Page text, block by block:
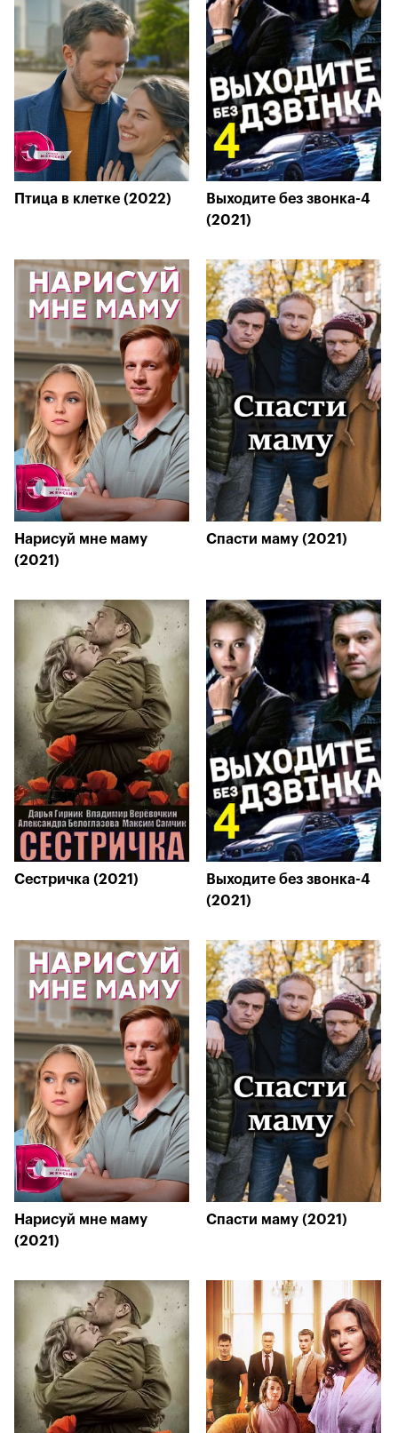
Птица в клетке (2022)
Выходите без звонка-4
(2021)
Нарисуй мне маму
(2021)
Спасти маму (2021)
Сестричка (2021)
Выходите без звонка-4
(2021)
Нарисуй мне маму
(2021)
Спасти маму (2021)